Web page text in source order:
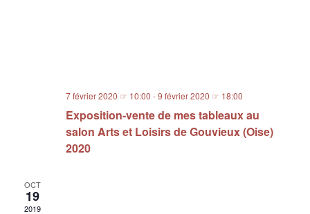
7 février 2020 ☞ 10:00 -9 février 2020 ☞ 18:00
Exposition-vente de mes tableaux au
salon Arts et Loisirs de Gouvieux (Oise)
2020
OCT
19
2019